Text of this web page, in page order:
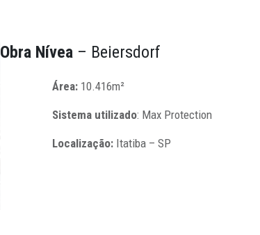
Obra Nívea – Beiersdorf
Área: 10.416m²
Sistema utilizado: Max Protection
Localização: Itatiba – SP